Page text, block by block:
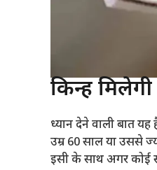
किन्हें
ध्यान देने वाली बात
उम्र 60 साल या उससे
इसी के साथ अगर कोई